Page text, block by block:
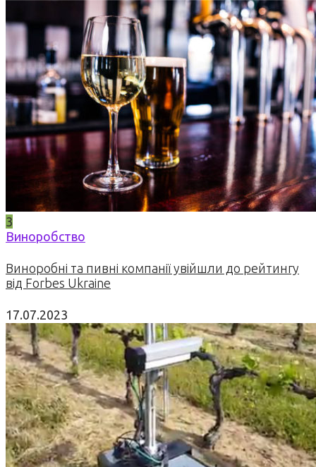
3
Виноробство
Виноробні та пивні компанії увійшли до рейтингу
від Forbes Ukraine
17.07.2023